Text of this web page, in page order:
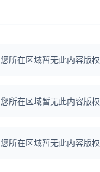
您所在区域暂无此内容版权
您所在区域暂无此内容版权